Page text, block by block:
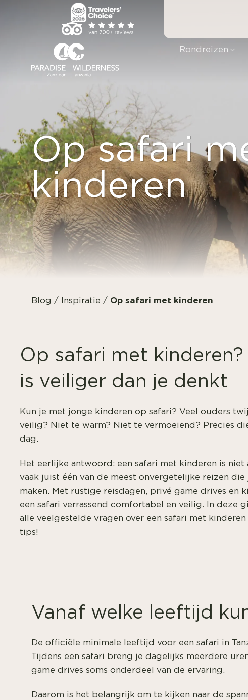
Rondreizen
Op safari
kinderen
Blog / Inspiratie / Op safari met kinderen
Op safari met kinderen?
is veiliger dan je denkt
Kun je met jonge kinderen op safari? Veel ouders
veilig? Niet te warm? Niet te vermoeiend? Precies
dag.
Het eerlijke antwoord: een safari met kinderen is niet
vaak juist één van de meest onvergetelijke reizen
maken. Met rustige reisdagen, privé game drives en
een safari verrassend comfortabel en veilig. In deze
alle veelgestelde vragen over een safari met
tips!
Vanaf welke leeftijd
De officiële minimale leeftijd voor een safari in
Tijdens een safari breng je dagelijks meerdere
game drives soms onderdeel van de ervaring.
Daarom is het belangrijk om te kijken naar de